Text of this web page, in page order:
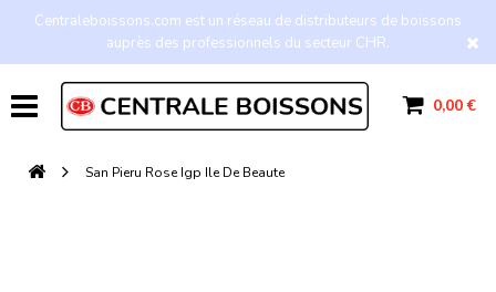
Centraleboissons.com est un réseau de distributeurs de boissons
auprès des professionnels du secteur CHR.
0,00 €
San Pieru Rose Igp Ile De Beaute